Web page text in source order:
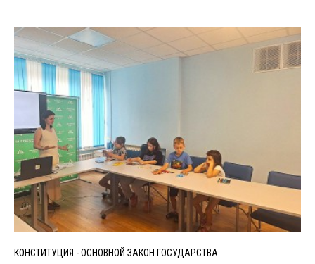
КОНСТИТУЦИЯ - ОСНОВНОЙ ЗАКОН ГОСУДАРСТВА